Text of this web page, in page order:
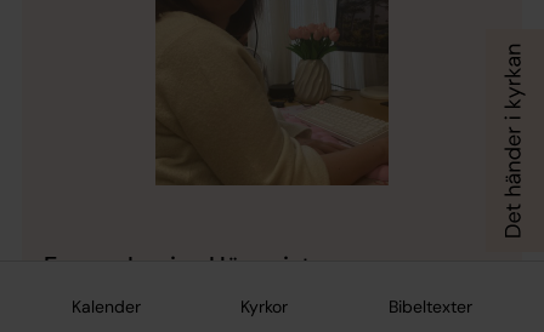
Kalender Kyrkor Bibeltexter
Emma-Louise Högqvist
Kyrkoherdeassistent, Söderhamn-Sandarne